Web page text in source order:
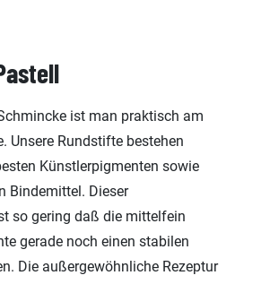
ist man praktisch am
Unsere Rundstifte bestehen
Künstlerpigmenten sowie
Bindemittel. Dieser
so gering daß die mittelfein
gerade noch einen stabilen
Die außergewöhnliche Rezeptur